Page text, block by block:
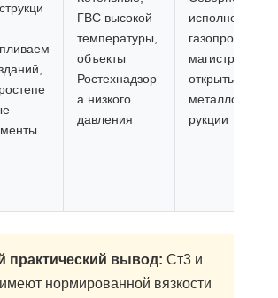
ГВС высокой
температуры,
объекты
Ростехнадзор
а низкого
давления
исполнение,
газопроводы,
магистрали,
открытые
металлоконст
рукции
практический вывод: Ст3 и
нормированной вязкости